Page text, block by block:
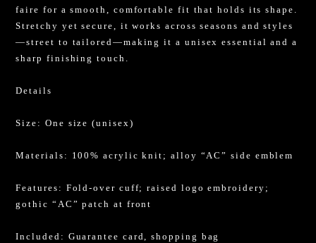
faire for a smooth, comfortable fit that holds its shape.
Stretchy yet secure, it works across seasons and styles
—street to tailored—making it a unisex essential and a
sharp finishing touch.
Details
Size: One size (unisex)
Materials: 100% acrylic knit; alloy “AC” side emblem
Features: Fold-over cuff; raised logo embroidery;
gothic “AC” patch at front
Included: Guarantee card, shopping bag